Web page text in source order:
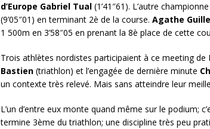
d’Europe Gabriel Tual (1’41″61). L’autre championne
(9’05″01) en terminant 2è de la course. Agathe
1 500m en 3’58″05 en prenant la 8è place de cette
Trois athlètes nordistes participaient à ce meeting de
Bastien (triathlon) et l’engagée de dernière minute
un contexte très relevé. Mais sans atteindre leur
L’un d’entre eux monte quand même sur le podium;
termine 3ème du triathlon; une discipline très peu